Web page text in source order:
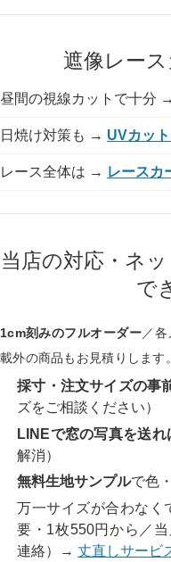
遮像レー
昼間の視線カットで十分 →
日焼け対策も → UVカッ
レース全体は → レースカ
当店の対応・ネ
で
1cm刻みのフルオーダー／
載外の商品もお見積りします。
採寸・注文サイズの事
ズをご相談ください）
LINEで窓の写真を送
解消）
無料生地サンプルで色
万一サイズが合わなく
要・1枚550円から／
連絡）→丈直しサービ